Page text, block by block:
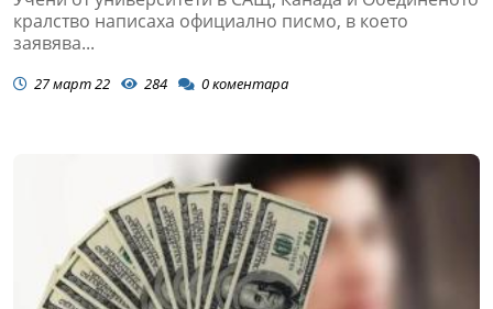
кралство написаха официално писмо, в което
заявява...
27 март 22 284 0коментара